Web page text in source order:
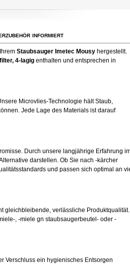
informiert
Staubsauger Imetec Mousy hergestellt.
4-lagig enthalten und entsprechen in
Microvlies-Technologie hält Staub,
Jede Lage des Materials ist darauf
Durch unsere langjährige Erfahrung
darstellen. Ob Sie nach -kärcher
und passen sich optimal an
gleichbleibende, verlässliche Produktqualität.
, -miele gn staubsaugerbeutel- oder -
Verschluss ein hygienisches Entsorgen